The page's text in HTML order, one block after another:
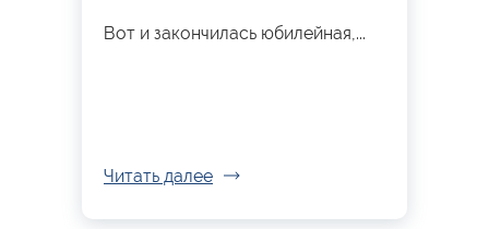
Вот и закончилась юбилейная,...
Читать далее